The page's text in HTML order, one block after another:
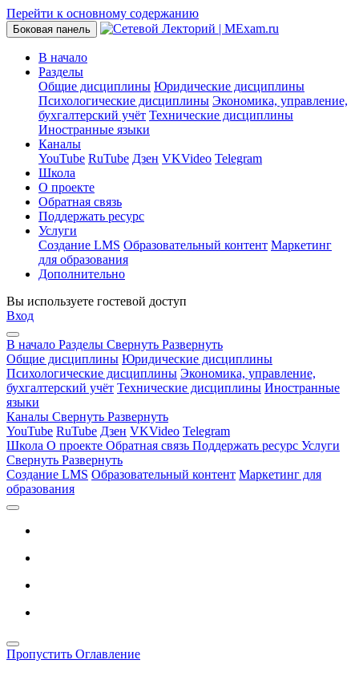
Перейти к основному содержанию
Боковая панель
В начало
Разделы
Общие дисциплины Юридические дисциплины
Психологические дисциплины Экономика, управление,
бухгалтерский учёт Технические дисциплины
Иностранные языки
Каналы
YouTube RuTube Дзен VKVideo Telegram
Школа
О проекте
Обратная связь
Поддержать ресурс
Услуги
Создание LMS Образовательный контент Маркетинг
для образования
Дополнительно
Вы используете гостевой доступ
Вход
В начало Разделы Свернуть Развернуть
Общие дисциплины Юридические дисциплины
Психологические дисциплины Экономика, управление,
бухгалтерский учёт Технические дисциплины Иностранные
языки
Каналы Свернуть Развернуть
YouTube RuTube Дзен VKVideo Telegram
Школа О проекте Обратная связь Поддержать ресурс Услуги
Свернуть Развернуть
Создание LMS Образовательный контент Маркетинг для
образования
Пропустить Оглавление